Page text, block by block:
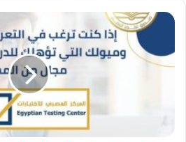
«تطوير
بالوزراء»
يطلق
الإعدادية